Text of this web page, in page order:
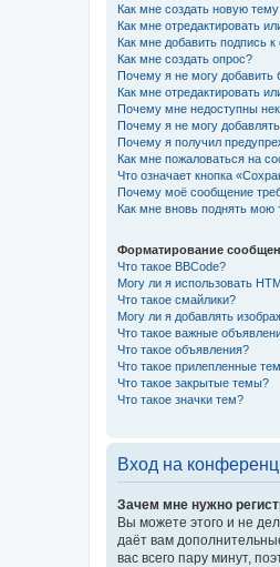
Как мне создать новую
Как мне отредактировать
Как мне добавить подпись
Как мне создать опрос?
Почему я не могу добавить
Как мне отредактировать
Почему мне недоступны
Почему я не могу
Почему я получил
Как мне пожаловаться на
Что означает кнопка
Почему моё сообщение
Как мне вновь поднять мою
Форматирование
Что такое BBCode?
Могу ли я использовать
Что такое смайлики?
Могу ли я добавлять
Что такое важные
Что такое объявления?
Что такое прилепленные
Что такое закрытые темы?
Что такое значки тем?
Вход на
Зачем мне нужно
Вы можете этого и не
даёт вам
вас всего пару минут,